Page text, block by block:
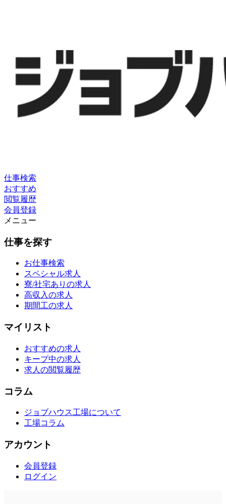
仕事検索
おすすめ
閲覧履歴
会員登録
メニュー
仕事を探す
お仕事検索
スペシャル求人
寮/社宅ありの求人
高収入の求人
期間工の求人
マイリスト
おすすめの求人
キープ中の求人
求人の閲覧履歴
コラム
ジョブハウス工場について
工場コラム
アカウント
会員登録
ログイン